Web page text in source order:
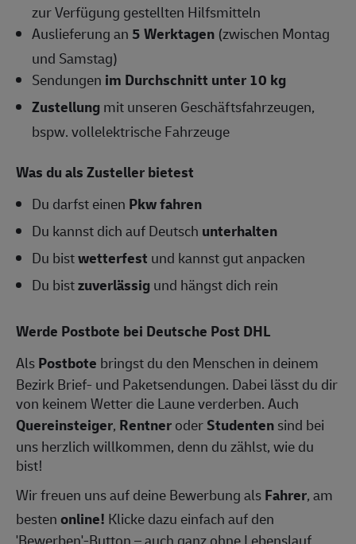
zur Verfügung gestellten Hilfsmitteln
Auslieferung an5 Werktagen (zwischen Montag
und Samstag)
Sendungen im Durchschnitt unter 10 kg
Zustellungmit unseren Geschäftsfahrzeugen,
bspw. vollelektrische Fahrzeuge
Was du als Zusteller bietest
Du darfst einen Pkw fahren
Du kannst dich auf Deutsch unterhalten
Du bistwetterfest und kannst gut anpacken
Du bistzuverlässigund hängst dich rein
Werde Postbote bei Deutsche Post DHL
AlsPostbote bringst du den Menschen in deinem
Bezirk Brief- und Paketsendungen. Dabei lässt du dir
von keinem Wetter die Laune verderben. Auch
Quereinsteiger, RentneroderStudentensind bei
uns herzlich willkommen, denn du zählst, wie du
bist!
Wir freuen uns auf deine Bewerbung alsFahrer, am
bestenonline! Klicke dazu einfach auf den
'Bewerben'-Button – auch ganz ohne Lebenslauf.